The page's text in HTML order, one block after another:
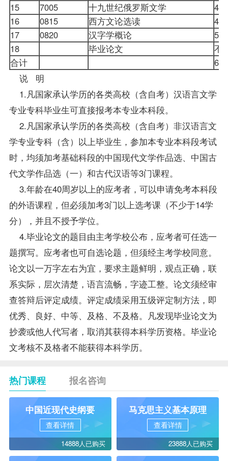
15
7005 十九世纪俄罗斯文学
4
16
0815 西方文论选读
4
17
0820 汉字学概论
5
18
毕业论文
不
合计
说 明
1.凡国家承认学历的各类高校（含自考） 汉语言文学
专业专科毕业生可直接报考本专业本科段。
2.凡国家承认学历的各类高校（含自考）非汉语言文
学专业专科（含）以上毕业生，参加本专业本科段考试
时，均须加考基础科段的中国现代文学作品选、 中国古
代文学作品选（一） 和古代汉语等3门课程。
3.年龄在40周岁以上的应考者，可以申请免考本科段
的外语课程，但必须加考3门以上选考课（不少于14学
分），并且不授予学位。
4.毕业论文的题目由主考学校公布，应考者可任选一
题撰写。应考者也可自选论题，但须经主考学校同意。
论文以一万字左右为宜，要求主题鲜明，观点正确，联
系实际，层次清楚，语言流畅，字迹工整。论文须经审
查答辩后评定成绩。评定成绩采用五级评定制方法，即
优秀、良好、中等、及格、不及格。凡发现毕业论文为
抄袭或他人代写者，取消其获得本科学历资格。毕业论
文考核不及格者不能获得本科学历。
热门课程 报名咨询
中国近现代史纲要
查看详情
14888人已购买
马克思主义基本原理
查看详情
23888人已购买